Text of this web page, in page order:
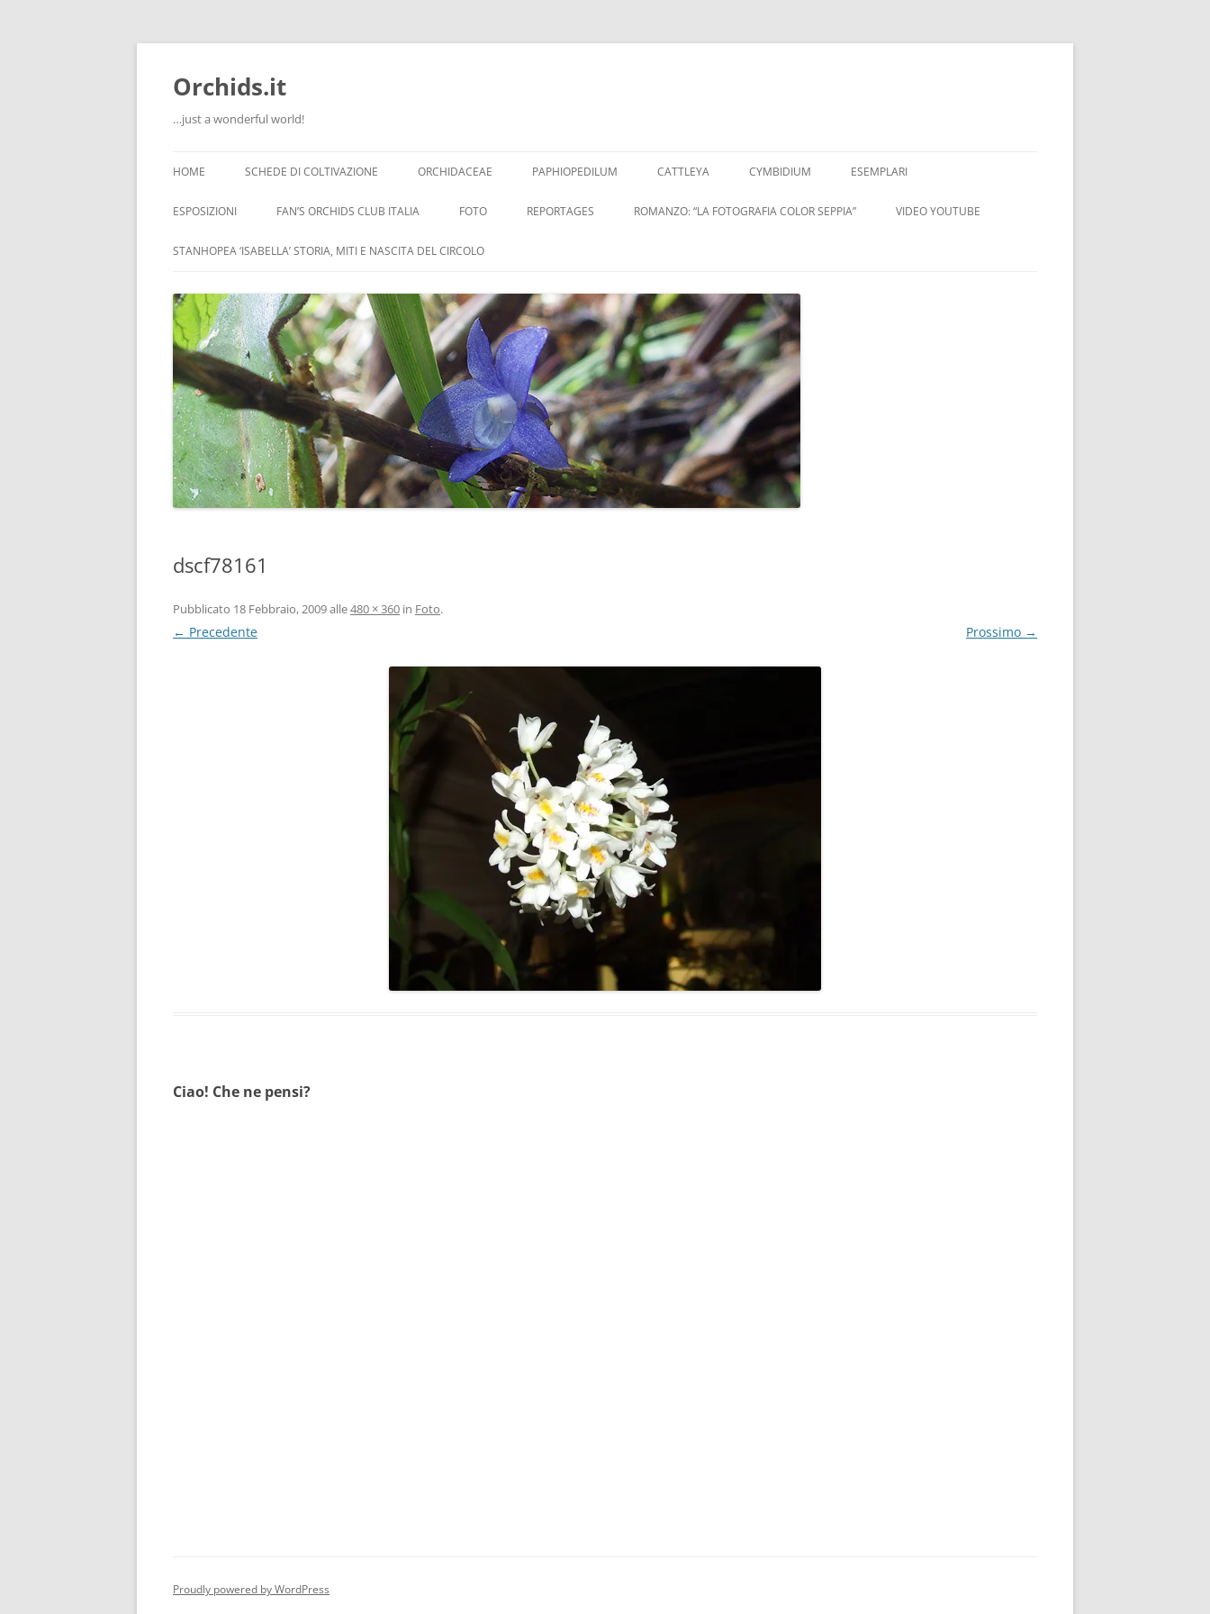
Orchids.it
…just a wonderful world!
al
HOME
INFO
LA SERRA DI GUIDO
SCHEDE DI COLTIVAZIONE ORCHIDACEAE PAPHIOPEDILUM CATTLEYA CYMBIDIUM ESEMPLARI
ESPOSIZIONI FAN’S ORCHIDS CLUB ITALIA FOTO REPORTAGES ROMANZO: “LA FOTOGRAFIA COLOR SEPPIA” VIDEO YOUTUBE
STANHOPEA ‘ISABELLA’ STORIA, MITI E NASCITA DEL CIRCOLO
dscf78161
Pubblicato 18 Febbraio, 2009alle480 × 360 in Foto.
← Precedente Prossimo →
Ciao! Che ne pensi?
Proudly powered by WordPress